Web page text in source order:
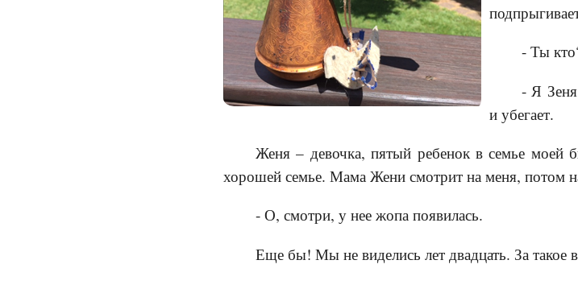
- Ты
- Я
и убегает.
Женя – девочка, пятый ребенок в семье
хорошей семье. Мама Жени смотрит на меня, потом
- О, смотри, у нее жопа появилась.
Еще бы! Мы не виделись лет двадцать. За такое